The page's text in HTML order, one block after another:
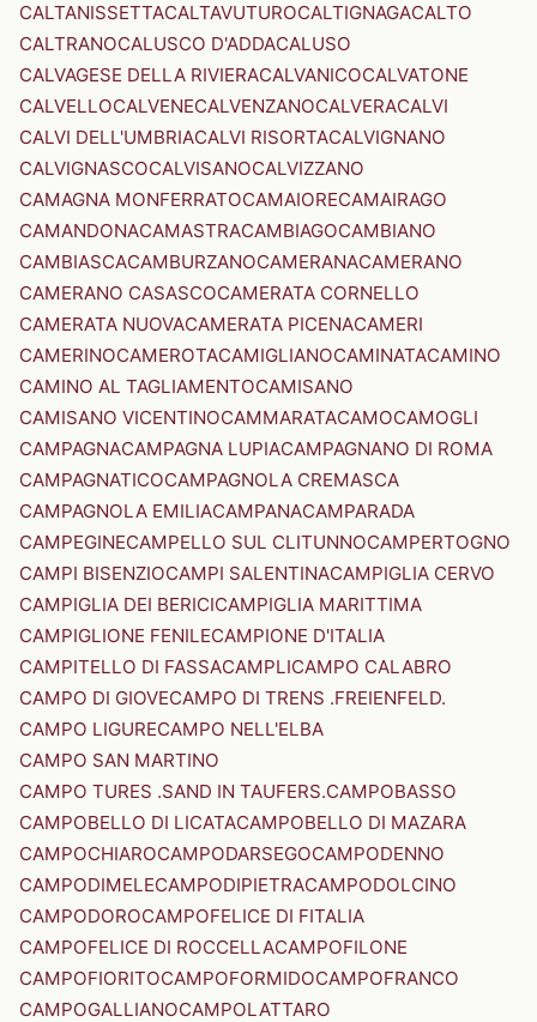
CALTANISSETTACALTAVUTUROCALTIGNAGACALTO
CALTRANOCALUSCO D'ADDACALUSO
CALVAGESE DELLA RIVIERACALVANICOCALVATONE
CALVELLOCALVENECALVENZANOCALVERACALVI
CALVI DELL'UMBRIACALVI RISORTACALVIGNANO
CALVIGNASCOCALVISANOCALVIZZANO
CAMAGNA MONFERRATOCAMAIORECAMAIRAGO
CAMANDONACAMASTRACAMBIAGOCAMBIANO
CAMBIASCACAMBURZANOCAMERANACAMERANO
CAMERANO CASASCOCAMERATA CORNELLO
CAMERATA NUOVACAMERATA PICENACAMERI
CAMERINOCAMEROTACAMIGLIANOCAMINATACAMINO
CAMINO AL TAGLIAMENTOCAMISANO
CAMISANO VICENTINOCAMMARATACAMOCAMOGLI
CAMPAGNACAMPAGNA LUPIACAMPAGNANO DI ROMA
CAMPAGNATICOCAMPAGNOLA CREMASCA
CAMPAGNOLA EMILIACAMPANACAMPARADA
CAMPEGINECAMPELLO SUL CLITUNNOCAMPERTOGNO
CAMPI BISENZIOCAMPI SALENTINACAMPIGLIA CERVO
CAMPIGLIA DEI BERICICAMPIGLIA MARITTIMA
CAMPIGLIONE FENILECAMPIONE D'ITALIA
CAMPITELLO DI FASSACAMPLICAMPO CALABRO
CAMPO DI GIOVECAMPO DI TRENS .FREIENFELD.
CAMPO LIGURECAMPO NELL'ELBA
CAMPO SAN MARTINO
CAMPO TURES .SAND IN TAUFERS.CAMPOBASSO
CAMPOBELLO DI LICATACAMPOBELLO DI MAZARA
CAMPOCHIAROCAMPODARSEGOCAMPODENNO
CAMPODIMELECAMPODIPIETRACAMPODOLCINO
CAMPODOROCAMPOFELICE DI FITALIA
CAMPOFELICE DI ROCCELLACAMPOFILONE
CAMPOFIORITOCAMPOFORMIDOCAMPOFRANCO
CAMPOGALLIANOCAMPOLATTARO